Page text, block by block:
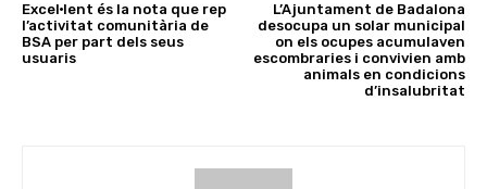
Excel·lent és la nota que rep
l’activitat comunitària de
BSA per part dels seus
usuaris
L’Ajuntament de Badalona
desocupa un solar municipal
on els ocupes acumulaven
escombraries i convivien amb
animals en condicions
d’insalubritat